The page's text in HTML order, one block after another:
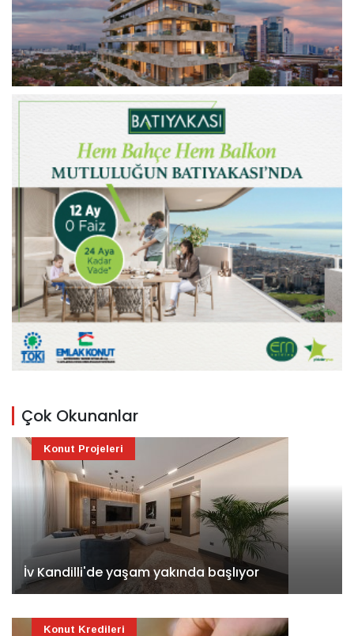
Çok Okunanlar
İv Kandilli'de yaşam yakında başlıyor
Konut Projeleri
Konut Kredileri